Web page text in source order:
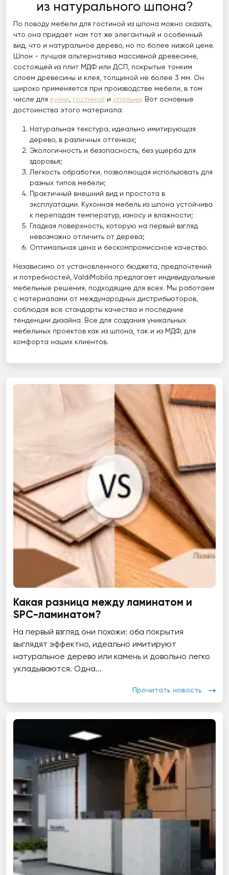
из натурального шпона?
По поводу мебели для гостиной из шпона можно сказать,
что она придает нам тот же элегантный и особенный
вид, что и натуральное дерево, но по более низкой цене.
Шпон - лучшая альтернатива массивной древесине,
состоящей из плит МДФ или ДСП, покрытые тонким
слоем древесины и клея, толщиной не более 3 мм. Он
широко применяется при производстве мебели, в том
числе для кухни, гостиной и спальни. Вот основные
достоинства этого материала:
Натуральная текстура, идеально имитирующая
дерево, в различных оттенках;
Экологичность и безопасность, без ущерба для
здоровья;
Легкость обработки, позволяющая использовать для
разных типов мебели;
Практичный внешний вид и простота в
эксплуатации. Кухонная мебель из шпона устойчива
к перепадам температур, износу и влажности;
Гладкая поверхность, которую на первый взгляд
невозможно отличить от дерева;
Оптимальная цена и бескомпромиссное качество.
Независимо от установленного бюджета, предпочтений
и потребностей, ValdiMobila предлагает индивидуальные
мебельные решения, подходящие для всех. Мы работаем
с материалами от международных дистрибьюторов,
соблюдая все стандарты качества и последние
тенденции дизайна. Все для создания уникальных
мебельных проектов как из шпона, так и из МДФ, для
комфорта наших клиентов.
Какая разница между ламинатом и
SPC-ламинатом?
На первый взгляд они похожи: оба покрытия
выглядят эффектно, идеально имитируют
натуральное дерево или камень и довольно легко
укладываются. Одна...
Прочитать новость